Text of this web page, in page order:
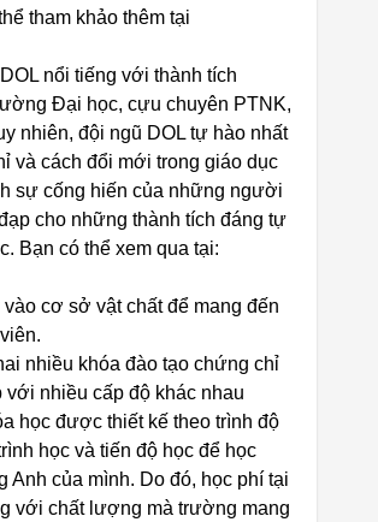
tham khảo thêm tại
nổi tiếng với thành tích
Đại học, cựu chuyên PTNK,
nhiên, đội ngũ DOL tự hào nhất
và cách đổi mới trong giáo dục
sự cống hiến của những người
cho những thành tích đáng tự
Bạn có thể xem qua tại:
cơ sở vật chất để mang đến
nhiều khóa đào tạo chứng chỉ
với nhiều cấp độ khác nhau
học được thiết kế theo trình độ
học và tiến độ học để học
Anh của mình. Do đó, học phí tại
với chất lượng mà trường mang